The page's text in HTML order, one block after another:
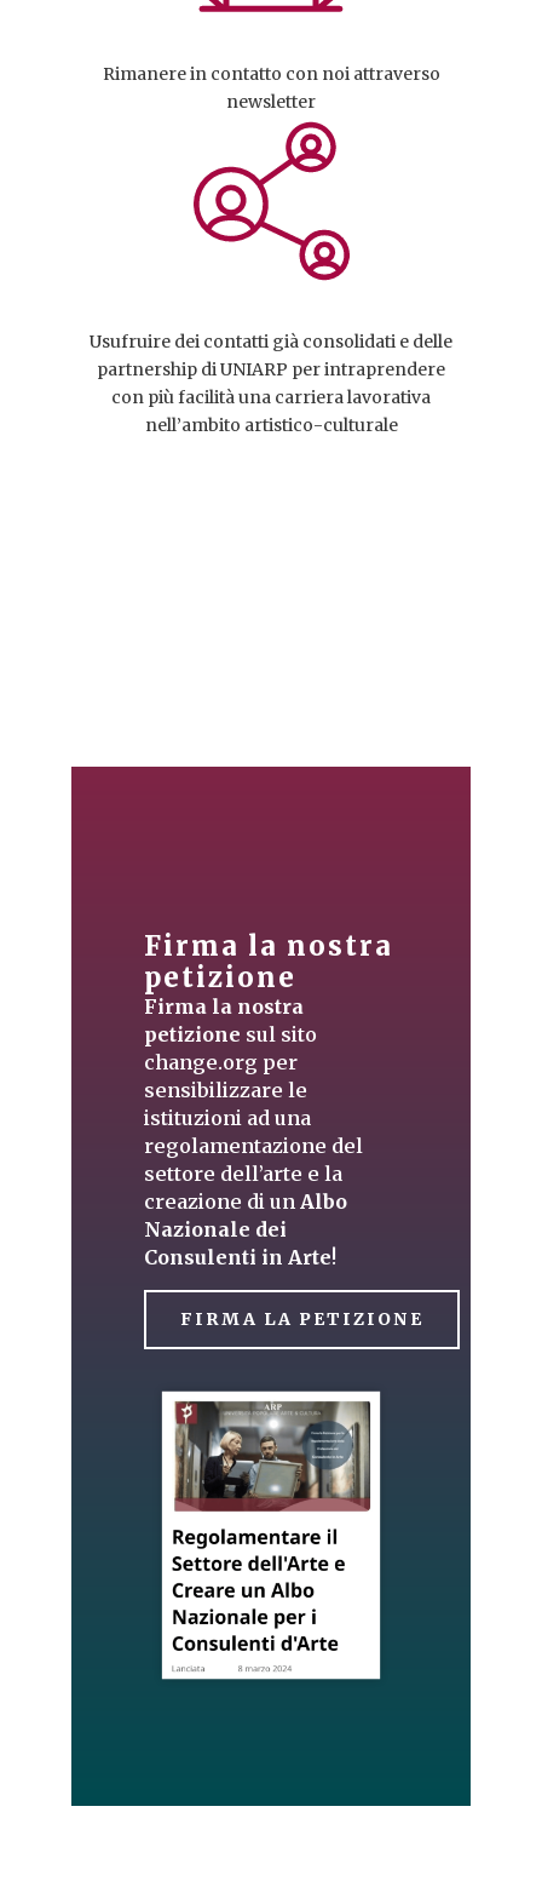
Rimanere in contatto con noi attraverso
newsletter
Usufruire dei contatti già consolidati e delle
partnership di UNIARP per intraprendere
con più facilità una carriera lavorativa
nell’ambito artistico-culturale
Firma la nostra
petizione
Firma la nostra
petizione sul sito
change.org per
sensibilizzare le
istituzioni ad una
regolamentazione del
settore dell’arte e la
creazione di un Albo
Nazionale dei
Consulenti in Arte!
FIRMA LA PETIZIONE